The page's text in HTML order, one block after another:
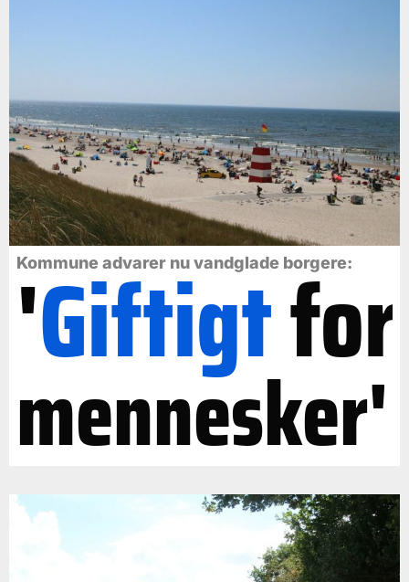
Kommune advarer nu vandglade borgere:
'Giftigtfor
mennesker'